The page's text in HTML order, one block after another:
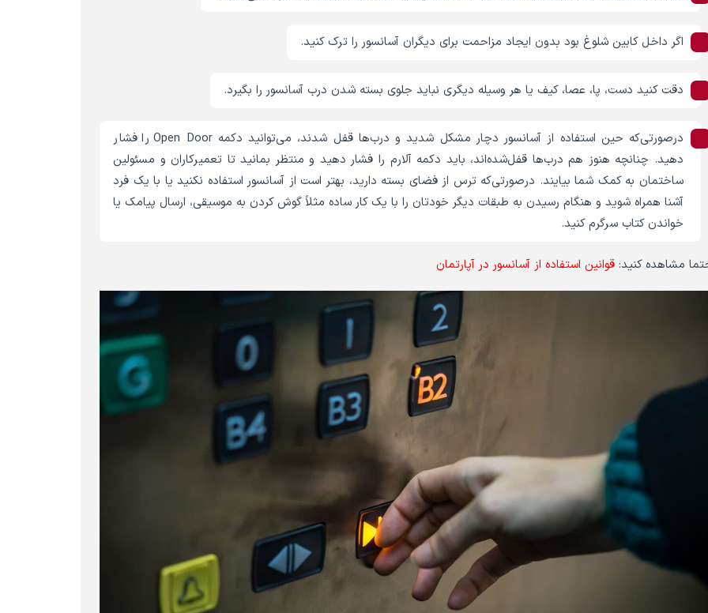
اگر داخل کابین شلوغ بود بدون ایجاد مزاحمت برای دیگران آسانسور را ترک کنید.
دقت کنید دست، پا، عصا، کیف یا هر وسیله دیگری نباید جلوی بسته شدن درب آسانسور را بگیرد.
درصورتی‌که حین استفاده از آسانسور دچار مشکل شدید و درب‌ها قفل شدند، می‌توانید دکمه Open Door را فشار
دهید. چنانچه هنوز هم درب‌ها قفل‌شده‌اند، باید دکمه آلارم را فشار دهید و منتظر بمانید تا تعمیرکاران و مسئولین
ساختمان به کمک شما بیایند. درصورتی‌که ترس از فضای بسته دارید، بهتر است از آسانسور استفاده نکنید یا با یک فرد
آشنا همراه شوید و هنگام رسیدن به طبقات دیگر خودتان را با یک کار ساده مثلاً گوش کردن به موسیقی، ارسال پیامک یا
خواندن کتاب سرگرم کنید.
مشاهده کنید: قوانین استفاده از آسانسور در آپارتمان‌